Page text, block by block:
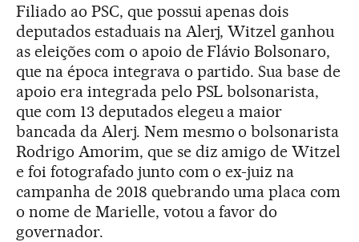
Filiado ao PSC, que possui apenas dois
deputados estaduais na Alerj, Witzel ganhou
as eleições com o apoio de Flávio Bolsonaro,
que na época integrava o partido. Sua base de
apoio era integrada pelo PSL bolsonarista,
que com 13 deputados elegeu a maior
bancada da Alerj. Nem mesmo o bolsonarista
Rodrigo Amorim, que se diz amigo de Witzel
e foi fotografado junto com o ex-juiz na
campanha de 2018 quebrando uma placa com
o nome de Marielle, votou a favor do
governador.